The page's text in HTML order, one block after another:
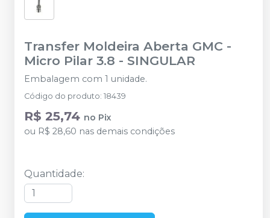
Transfer Moldeira Aberta GMC -
Micro Pilar 3.8 - SINGULAR
Embalagem com 1 unidade.
Código do produto: 18439
R$ 25,74 no Pix
ou R$ 28,60 nas demais condições
Quantidade: